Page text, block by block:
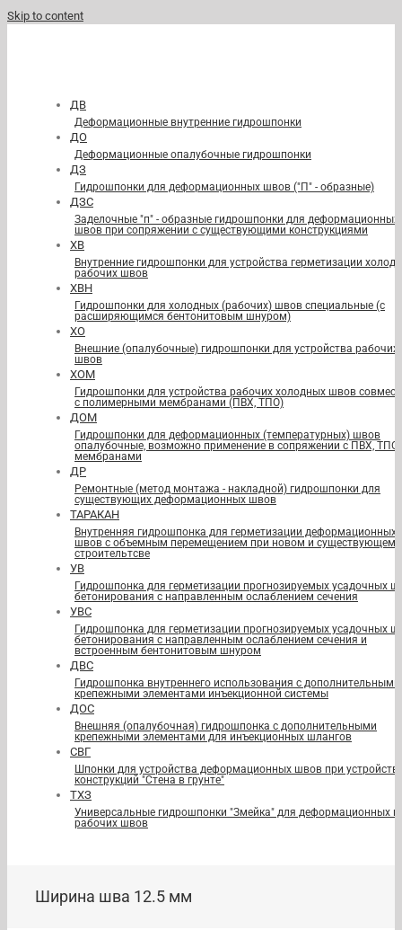
Skip to content
ДВ
Деформационные внутренние гидрошпонки
ДО
Деформационные опалубочные гидрошпонки
ДЗ
Гидрошпонки для деформационных швов ("П" - образные)
ДЗС
Заделочные "п" - образные гидрошпонки для деформационных
швов при сопряжении с существующими конструкциями
ХВ
Внутренние гидрошпонки для устройства герметизации
рабочих швов
ХВН
Гидрошпонки для холодных (рабочих) швов специальные (с
расширяющимся бентонитовым шнуром)
ХО
Внешние (опалубочные) гидрошпонки для устройства рабочих
швов
ХОМ
Гидрошпонки для устройства рабочих холодных швов
с полимерными мембранами (ПВХ, ТПО)
ДОМ
Гидрошпонки для деформационных (температурных) швов
опалубочные, возможно применение в сопряжении с ПВХ, ТПО
мембранами
ДР
Ремонтные (метод монтажа - накладной) гидрошпонки для
существующих деформационных швов
ТАРАКАН
Внутренняя гидрошпонка для герметизации деформационных
швов с объемным перемещением при новом и существующем
строительтсве
УВ
Гидрошпонка для герметизации прогнозируемых усадочных
бетонирования с направленным ослаблением сечения
УВС
Гидрошпонка для герметизации прогнозируемых усадочных
бетонирования с направленным ослаблением сечения и
встроенным бентонитовым шнуром
ДВС
Гидрошпонка внутреннего использования с дополнительными
крепежными элементами инъекционной системы
ДОС
Внешняя (опалубочная) гидрошпонка с дополнительными
крепежными элементами для инъекционных шлангов
СВГ
Шпонки для устройства деформационных швов при
конструкций "Стена в грунте"
ТХЗ
Универсальные гидрошпонки "Змейка" для деформационных и
рабочих швов
Ширина шва 12.5 мм